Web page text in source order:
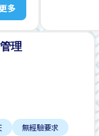
多
理
無經驗要求